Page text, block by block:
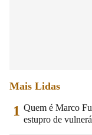
Mais Lidas
1 Quem é Marco
estupro de